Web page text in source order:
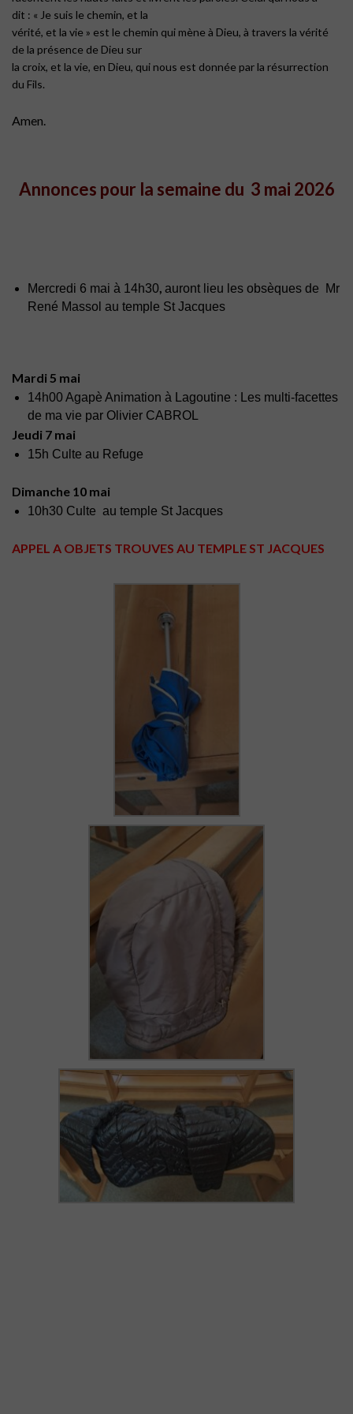
dit : « Je suis le chemin, et la
vérité, et la vie » est le chemin qui mène à Dieu, à travers la vérité
de la présence de Dieu sur
la croix, et la vie, en Dieu, qui nous est donnée par la résurrection
du Fils.
Amen.
Annonces pour la semaine du 3 mai 2026
Mercredi 6 mai à 14h30 auront lieu les obsèques de Mr
René Massol au temple St Jacques
Mardi 5 mai
14h00 Agapè Animation à Lagoutine : Les multi-facettes
de ma vie par Olivier CABROL
Jeudi 7 mai
15h Culte au Refuge
Dimanche 10 mai
10h30 Culte au temple St Jacques
APPEL A OBJETS TROUVES AU TEMPLE ST JACQUES